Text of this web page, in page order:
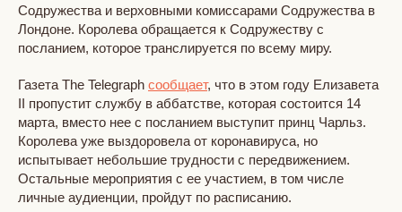
Содружества и верховными комиссарами Содружества в
Лондоне. Королева обращается к Содружеству с
посланием, которое транслируется по всему миру.
Газета The Telegraph сообщает, что в этом году Елизавета
II пропустит службу в аббатстве, которая состоится 14
марта, вместо нее с посланием выступит принц Чарльз.
Королева уже выздоровела от коронавируса, но
испытывает небольшие трудности с передвижением.
Остальные мероприятия с ее участием, в том числе
личные аудиенции, пройдут по расписанию.